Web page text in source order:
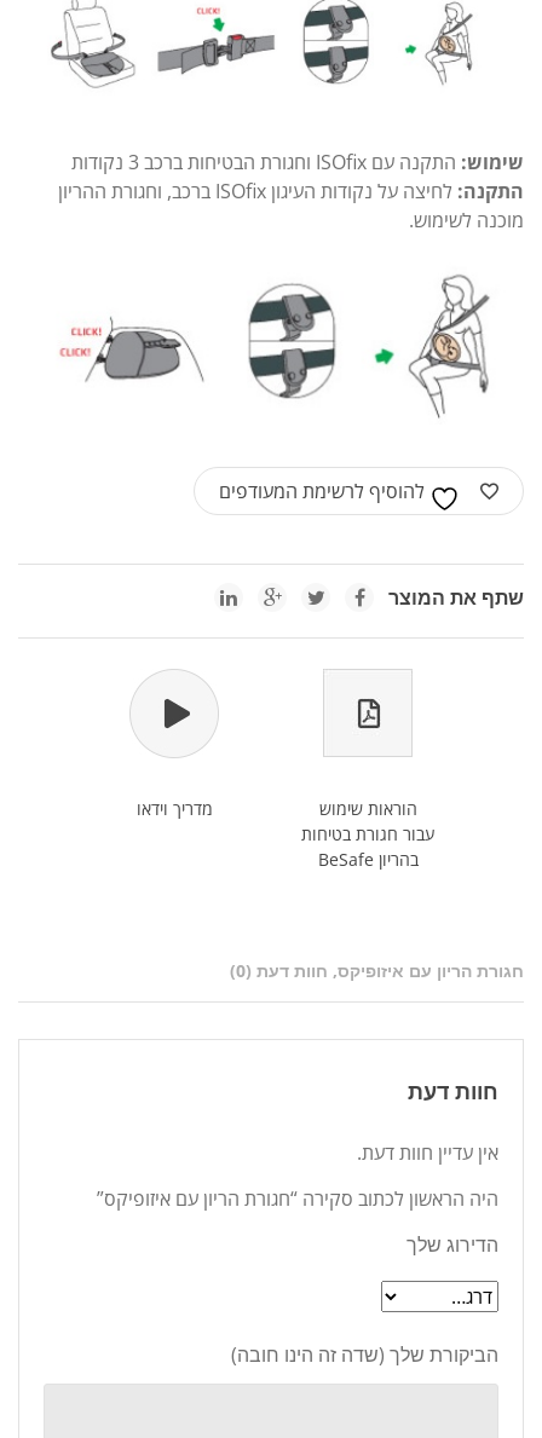
שימוש: התקנה עם ISOfix וחגורת הבטיחות ברכב 3 נקודות
התקנה:
לחיצה על נקודות העיגון ISOfix ברכב, וחגורת ההריון
מוכנה לשימוש.
להוסיף לרשימת המעודפים
שתף את המוצר
הוראות שימוש
עבור חגורת בטיחות
בהריון BeSafe
מדריך וידאו
חגורת הריון עם איזופיקס, חוות דעת (0)
חוות דעת
אין עדיין חוות דעת.
היה הראשון לכתוב סקירה “חגורת הריון עם איזופיקס”
הדירוג שלך
הביקורת שלך (שדה זה הינו חובה)